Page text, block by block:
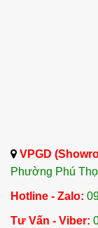
VPGD
Phường Phú
Hotline - Zalo:
Tư Vấn - Viber: